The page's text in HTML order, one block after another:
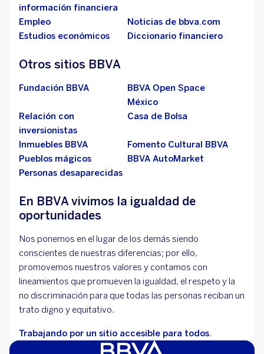
información financiera
Empleo
Noticias de bbva.com
Estudios económicos
Diccionario financiero
Otros sitios BBVA
Fundación BBVA
BBVA Open Space
México
Relación con
inversionistas
Casa de Bolsa
Inmuebles BBVA
Fomento Cultural BBVA
Pueblos mágicos
BBVA AutoMarket
Personas desaparecidas
En BBVA vivimos la igualdad de
oportunidades
Nos ponemos en el lugar de los demás siendo
conscientes de nuestras diferencias; por ello,
promovemos nuestros valores y contamos con
lineamientos que promueven la igualdad, el respeto y la
no discriminación para que todas las personas reciban un
trato digno y equitativo.
Trabajando por un sitio accesible para todos.